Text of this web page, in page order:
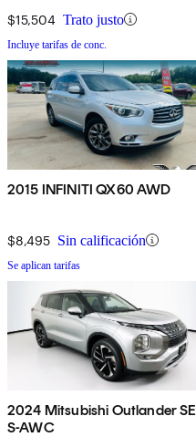
$15,504 Trato justo
Incluye tarifas de conc.
2015 INFINITI QX60 AWD
$8,495 Sin calificación
Se aplican tarifas
2024 Mitsubishi Outlander SE
S-AWC